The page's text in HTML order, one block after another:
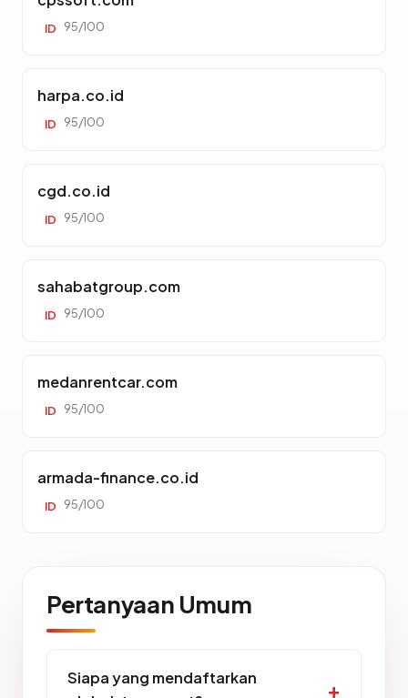
ID 95/100
harpa.co.id
ID 95/100
cgd.co.id
ID 95/100
sahabatgroup.com
ID 95/100
medanrentcar.com
ID 95/100
armada-finance.co.id
ID 95/100
Pertanyaan Umum
Siapa yang mendaftarkan